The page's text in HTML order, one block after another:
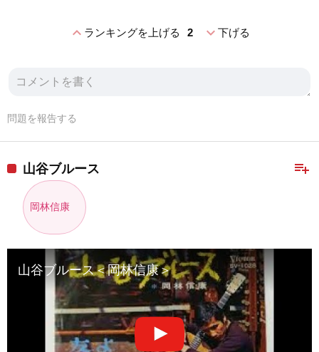
expand_lessランキングを上げる 2 expand_more下げる
問題を報告する
playlist_add
山谷ブルース
岡林信康
山谷ブルース＜岡林信康＞